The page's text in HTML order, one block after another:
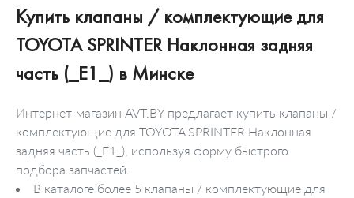
Купить клапаны / комплектующие для
TOYOTA SPRINTER Наклонная задняя
часть (_E1_) в Минске
Интернет-магазин AVT.BY предлагает купить клапаны /
комплектующие для TOYOTA SPRINTER Наклонная
задняя часть (_E1_), используя форму быстрого
подбора запчастей.
В каталоге более 5 клапаны / комплектующие для